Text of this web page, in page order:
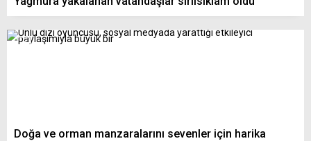
Doğa ve orman manzaralarını sevenler için harika